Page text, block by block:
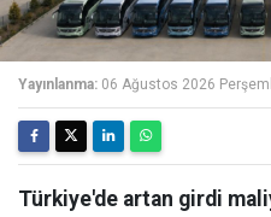
Yayınlanma: 06 Ağustos 2026
Türkiye'de artan girdi